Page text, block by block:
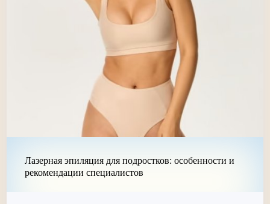
Лазерная эпиляция для подростков: особенности и
рекомендации специалистов